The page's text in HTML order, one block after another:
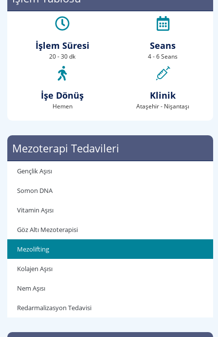
İşlem Süresi
20 - 30 dk
İşe Dönüş
Hemen
Seans
4 - 6 Seans
Klinik
Ataşehir - Nişantaşı
Mezoterapi Tedavileri
Gençlik Aşısı
Somon DNA
Vitamin Aşısı
Göz Altı Mezoterapisi
Mezolifting
Kolajen Aşısı
Nem Aşısı
Redarmalizasyon Tedavisi